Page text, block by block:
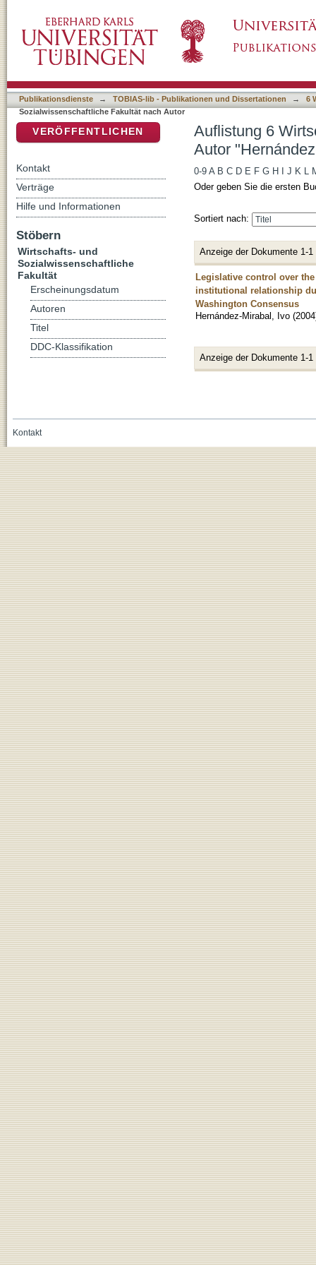
Ivo"
Publikationsdienste → TOBIAS-lib - Publikationen und Dissertationen →
6
Sozialwissenschaftliche Fakultät nach Autor
Auflistung 6
Autor
0-9 A B C D E F G H J K L
Oder geben Sie die ersten
Sortiert nach:
Anzeige der Dokumente 1-1
Legislative control over
institutional relationship
Washington Consensus
Hernández-Mirabal, Ivo (2004
Anzeige der Dokumente 1-1
VERÖFFENTLICHEN
Kontakt
Verträge
Hilfe und Informationen
Stöbern
Wirtschafts- und
Sozialwissenschaftliche
Fakultät
Erscheinungsdatum
Autoren
Titel
DDC-Klassifikation
Kontakt